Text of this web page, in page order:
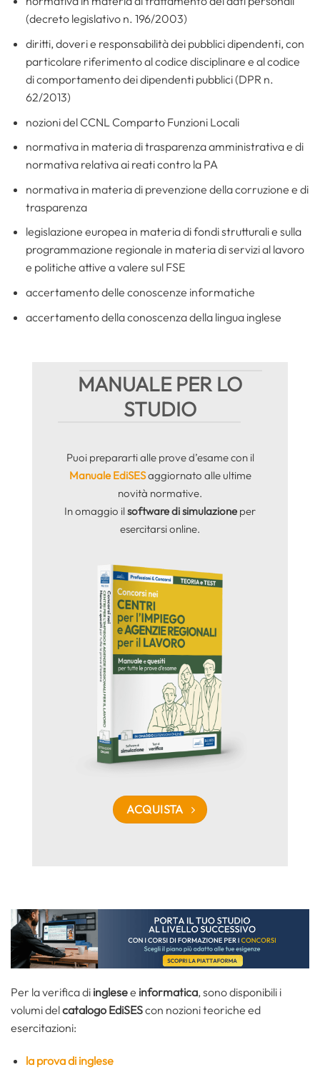
(decreto legislativo n. 196/2003)
diritti, doveri e responsabilità dei pubblici dipendenti, con
particolare riferimento al codice disciplinare e al codice
di comportamento dei dipendenti pubblici (DPR n.
62/2013)
nozioni del CCNL Comparto Funzioni Locali
normativa in materia di trasparenza amministrativa e di
normativa relativa ai reati contro la PA
normativa in materia di prevenzione della corruzione e di
trasparenza
legislazione europea in materia di fondi strutturali e sulla
programmazione regionale in materia di servizi al lavoro
e politiche attive a valere sul FSE
accertamento delle conoscenze informatiche
accertamento della conoscenza della lingua inglese
MANUALE PER LO
STUDIO
Puoi prepararti alle prove d’esame con il
Manuale EdiSESaggiornato alle ultime
novità normative.
In omaggio il software di simulazione per
esercitarsi online.
ACQUISTA
Per la verifica di inglesee informatica, sono disponibili i
volumi delcatalogo EdiSEScon nozioni teoriche ed
esercitazioni:
la prova di inglese